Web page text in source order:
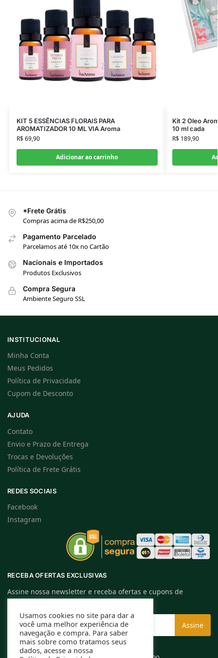
KIT 5 ESSÊNCIAS FLORAIS PARA
AROMATIZADOR 10 ML VIA Aroma
R$69,90
Adicionar ao carrinho
Kit 2 Oleo
10 ml cada
R$189,90
*Frete Grátis
Compras acima de R$250,00
Pagamento Parcelado
Parcelamos até 10x no Cartão
Nacionais e Importados
Produtos Exclusivos
Compra Segura
Ambiente Seguro SSL
INSTITUCIONAL
Minha Conta
Meus Pedidos
Política de Privacidade
Cupom de Desconto
AJUDA
Contato
Envio e Prazo de Entrega
Trocas e Devoluções
Política de Frete Grátis
REDES SOCIAIS
Facebook
Instagram
RECEBA OFERTAS EXCLUSIVAS
Assine nossa newsletter e receba ofertas e cupons de
descontos exclusivos.
Usamos cookies no site para dar a
você uma melhor experiência de
navegação e compra. Para saber
mais sobre como tratamos seus
dados, acesse a nossa